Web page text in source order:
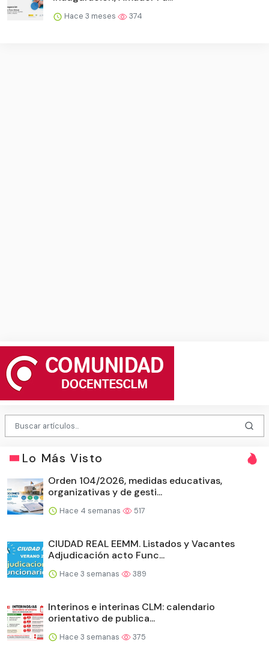
Hace 3 meses 374
Lo Más Visto
Orden 104/2026, medidas educativas,
organizativas y de gesti...
Hace 4 semanas 517
CIUDAD REAL EEMM. Listados y Vacantes
Adjudicación acto Func...
Hace 3 semanas 389
Interinos e interinas CLM: calendario
orientativo de publica...
Hace 3 semanas 375